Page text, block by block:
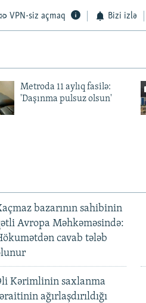
VPN-siz açmaq Bizi izlə
Metroda 11 aylıq fasilə:
'Daşınma pulsuz olsun'
bazarının sahibinin
Avropa Məhkəməsində:
cavab tələb
Kərimlinin saxlanma
ağırlaşdırıldığı